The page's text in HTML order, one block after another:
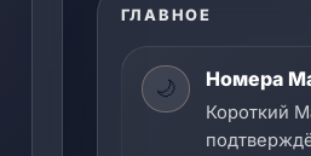
ГЛАВНОЕ
🌙 Номера
Короткий